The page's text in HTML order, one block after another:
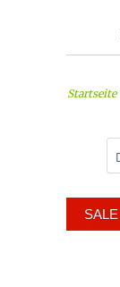
Startseite
SALE